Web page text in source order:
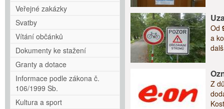
Veřejné zakázky
Svatby
Vítání občánků
Dokumenty ke stažení
Granty a dotace
Informace podle zákona č.
106/1999 Sb.
Kultura a sport
Od
a
Z